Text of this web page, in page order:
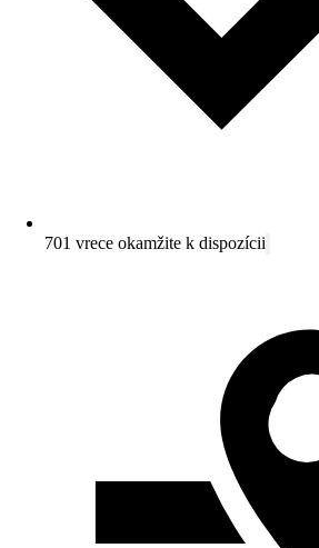
701 vrece okamžite k dispozícii